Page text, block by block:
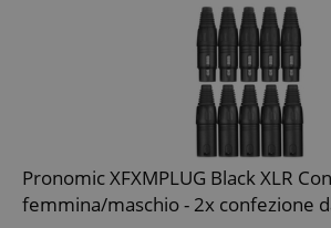
Pronomic XFXMPLUG Black XLR
femmina/maschio - 2x confezione